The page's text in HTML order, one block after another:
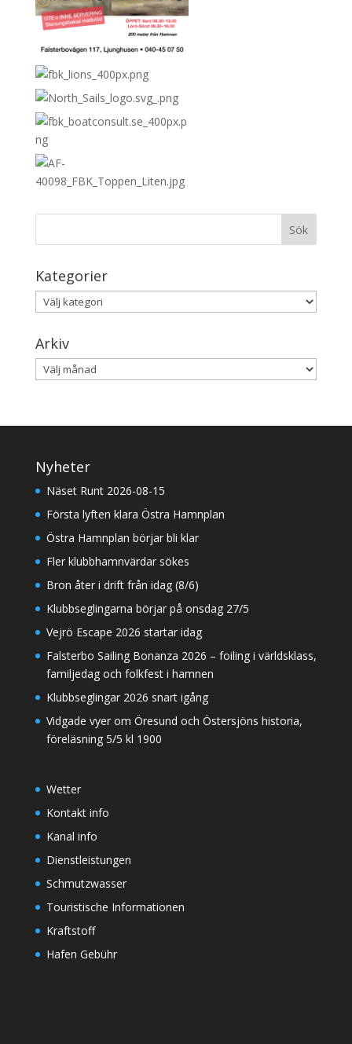
Kategorier
Kategorier
Arkiv
Arkiv
Nyheter
Näset Runt 2026-08-15
Första lyften klara Östra Hamnplan
Östra Hamnplan börjar bli klar
Fler klubbhamnvärdar sökes
Bron åter i drift från idag (8/6)
Klubbseglingarna börjar på onsdag 27/5
Vejrö Escape 2026 startar idag
Falsterbo Sailing Bonanza 2026 – foiling i världsklass,
familjedag och folkfest i hamnen
Klubbseglingar 2026 snart igång
Vidgade vyer om Öresund och Östersjöns historia,
föreläsning 5/5 kl 1900
Wetter
Kontakt info
Kanal info
Dienstleistungen
Schmutzwasser
Touristische Informationen
Kraftstoff
Hafen Gebühr